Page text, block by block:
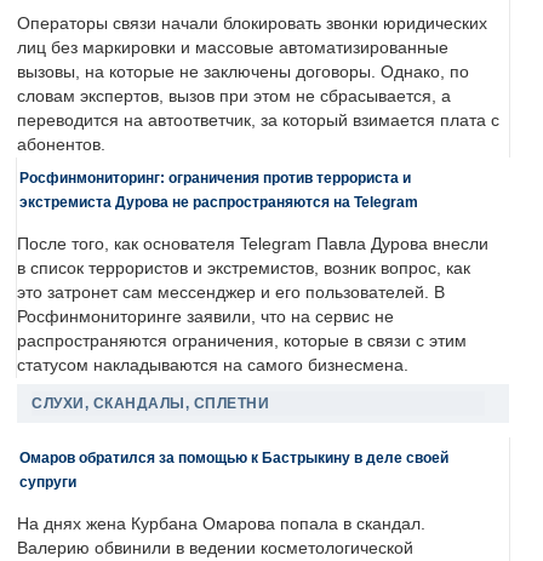
Операторы связи начали блокировать звонки юридических
лиц без маркировки и массовые автоматизированные
вызовы, на которые не заключены договоры. Однако, по
словам экспертов, вызов при этом не сбрасывается, а
переводится на автоответчик, за который взимается плата с
абонентов.
Росфинмониторинг: ограничения против террориста и
экстремиста Дурова не распространяются на Telegram
После того, как основателя Telegram Павла Дурова внесли
в список террористов и экстремистов, возник вопрос, как
это затронет сам мессенджер и его пользователей. В
Росфинмониторинге заявили, что на сервис не
распространяются ограничения, которые в связи с этим
статусом накладываются на самого бизнесмена.
СЛУХИ, СКАНДАЛЫ, СПЛЕТНИ
Омаров обратился за помощью к Бастрыкину в деле своей
супруги
На днях жена Курбана Омарова попала в скандал.
Валерию обвинили в ведении косметологической